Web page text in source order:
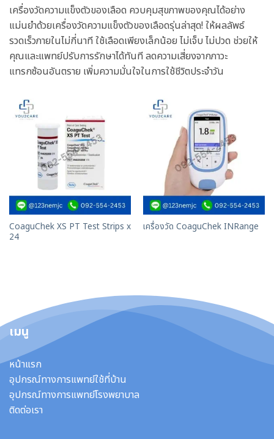
เครื่องวัดความแข็งตัวของเลือด ควบคุมสุขภาพของคุณได้อย่าง
แม่นยำด้วยเครื่องวัดความแข็งตัวของเลือดรุ่นล่าสุด! ให้ผลลัพธ์
รวดเร็วภายในไม่กี่นาที ใช้เลือดเพียงเล็กน้อย ไม่เจ็บ ไม่ปวด ช่วยให้
คุณและแพทย์ปรับการรักษาได้ทันที ลดความเสี่ยงจากภาวะ
แทรกซ้อนอันตราย เพิ่มความมั่นใจในการใช้ชีวิตประจำวัน
CoaguChek XS PT Test Strips x
24
เครื่องวัด CoaguChek INRange
เมนู
หน้าแรก
อุปกรณ์ทางการแพทย์ใช้ที่บ้าน
อุปกรณ์ทางการแพทย์โรงพยาบาล
ติดต่อเรา